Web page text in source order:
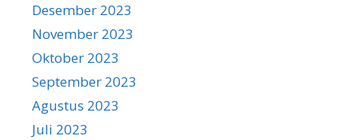
Desember 2023
November 2023
Oktober 2023
September 2023
Agustus 2023
Juli 2023